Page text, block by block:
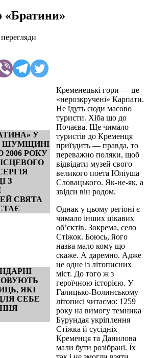
«Братини»
перегляди
У
ШУМЩИНІ
РОКУ
З
СВЯТА
ЯКІ
СЕБЕ
Кременецькі гори — це
«нерозкручені» Карпати.
Не їдуть сюди масово
туристи. Хіба що до
Почаєва. Ще чимало
туристів до Кременця
приїздить — правда, то
переважно поляки, щоб
відвідати музей свого
великого поета Юліуша
Словацького. Як-не-як, а
звідси він родом.
Однак у цьому регіоні є
чимало інших цікавих
об’єктів. Зокрема, село
Стіжок. Боюсь, його
назва мало кому що
скаже. А даремно. Адже
це одне із літописних
міст. До того ж з
героїчною історією. У
Галицько-Волинському
літописі читаємо: 1259
року на вимогу темника
Бурундая укріплення
Стіжка й сусідніх
Кременця та Данилова
мали бути розібрані. Їх